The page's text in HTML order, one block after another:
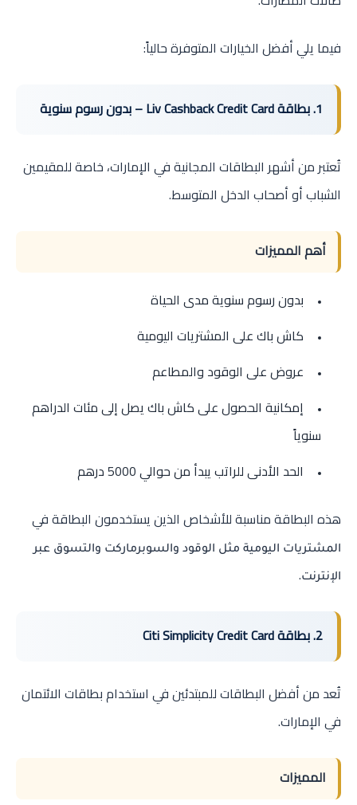
فيما يلي أفضل الخيارات المتوفرة حالياً:
1. بطاقة Liv Cashback Credit Card – بدون رسوم سنوية
تُعتبر من أشهر البطاقات المجانية في الإمارات، خاصة للمقيمين
الشباب أو أصحاب الدخل المتوسط.
أهم المميزات
بدون رسوم سنوية مدى الحياة
كاش باك على المشتريات اليومية
عروض على الوقود والمطاعم
إمكانية الحصول على كاش باك يصل إلى مئات الدراهم
سنوياً
الحد الأدنى للراتب يبدأ من حوالي 5000 درهم
هذه البطاقة مناسبة للأشخاص الذين يستخدمون البطاقة في
المشتريات اليومية مثل الوقود والسوبرماركت والتسوق عبر
الإنترنت.
2. بطاقة Citi Simplicity Credit Card
تُعد من أفضل البطاقات للمبتدئين في استخدام بطاقات الائتمان
في الإمارات.
المميزات